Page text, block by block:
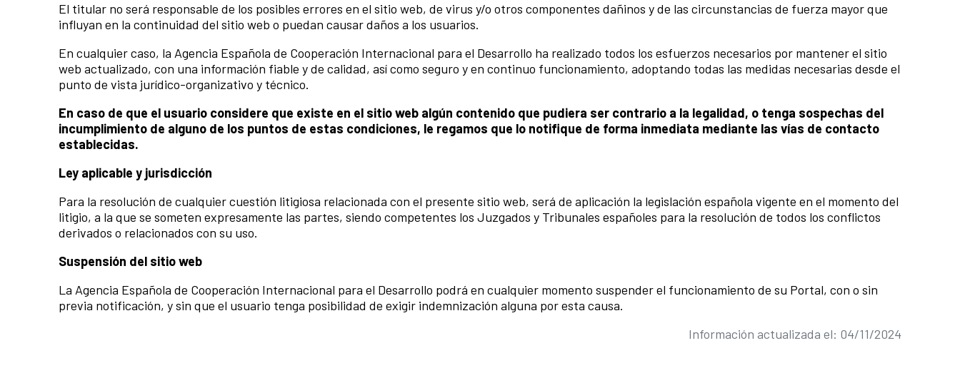
El titular no será responsable de los posibles errores en el sitio web, de virus y/o otros componentes dañinos y de las circunstancias de fuerza mayor que
influyan en la continuidad del sitio web o puedan causar daños a los usuarios.
En cualquier caso, la Agencia Española de Cooperación Internacional para el Desarrollo ha realizado todos los esfuerzos necesarios por mantener el sitio
web actualizado, con una información fiable y de calidad, así como seguro y en continuo funcionamiento, adoptando todas las medidas necesarias desde el
punto de vista jurídico-organizativo y técnico.
En caso de que el usuario considere que existe en el sitio web algún contenido que pudiera ser contrario a la legalidad, o tenga sospechas del
incumplimiento de alguno de los puntos de estas condiciones, le regamos que lo notifique de forma inmediata mediante las vías de contacto
establecidas.
Ley aplicable y jurisdicción
Para la resolución de cualquier cuestión litigiosa relacionada con el presente sitio web, será de aplicación la legislación española vigente en el momento del
litigio, a la que se someten expresamente las partes, siendo competentes los Juzgados y Tribunales españoles para la resolución de todos los conflictos
derivados o relacionados con su uso.
Suspensión del sitio web
La Agencia Española de Cooperación Internacional para el Desarrollo podrá en cualquier momento suspender el funcionamiento de su Portal, con o sin
previa notificación, y sin que el usuario tenga posibilidad de exigir indemnización alguna por esta causa.
Información actualizada el: 04/11/2024